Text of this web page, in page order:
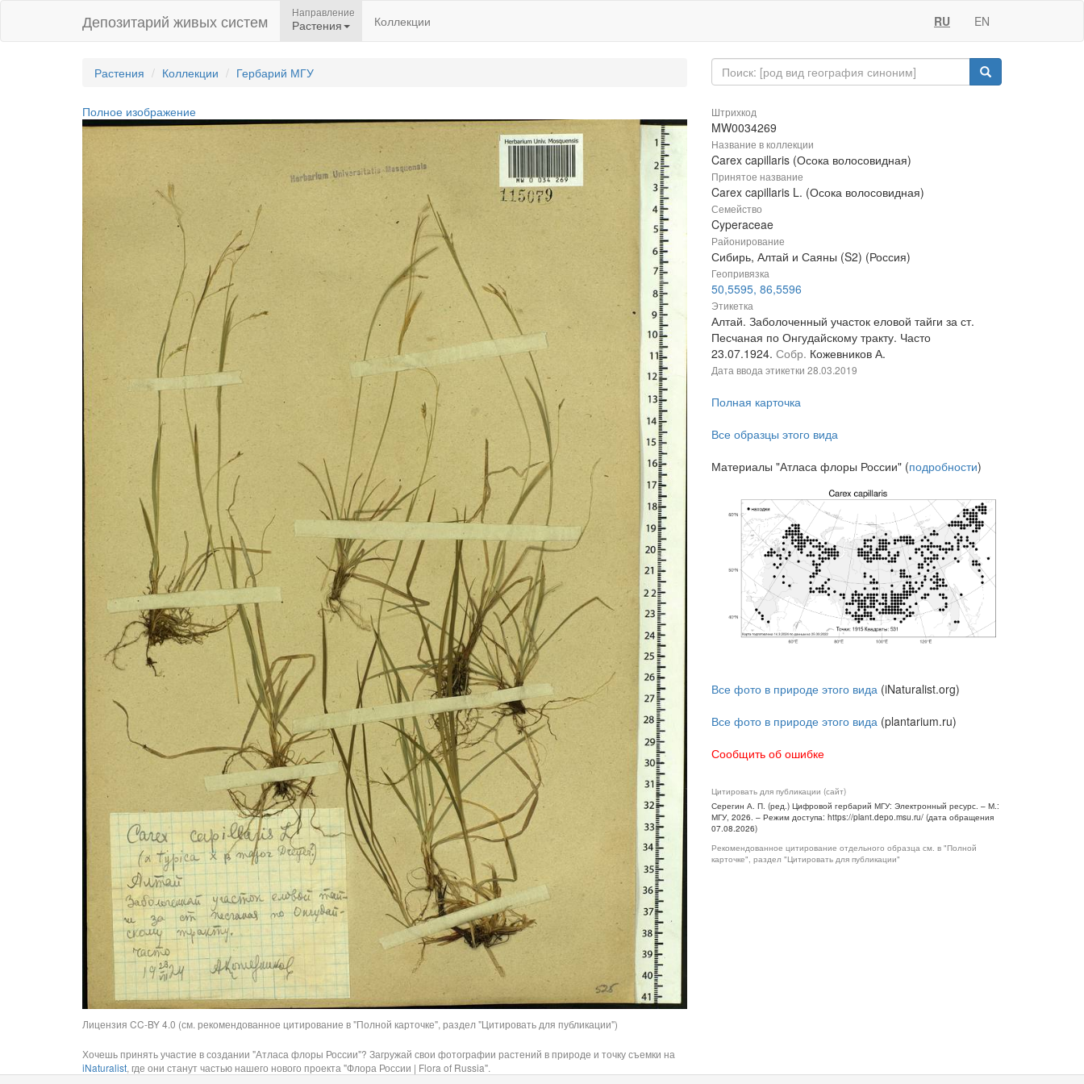
Депозитарий живых систем Направление
Растения Коллекции RU EN
Растения Коллекции Гербарий МГУ
Полное изображение
Лицензия CC-BY 4.0 (см. рекомендованное цитирование в "Полной карточке", раздел "Цитировать для публикации")
Хочешь принять участие в создании "Атласа флоры России"? Загружай свои фотографии растений в природе и точку съемки на
iNaturalist, где они станут частью нашего нового проекта "Флора России | Flora of Russia".
Штрихкод
MW0034269
Название в коллекции
Carex capillaris (Осока волосовидная)
Принятое название
Carex capillaris L. (Осока волосовидная)
Семейство
Cyperaceae
Районирование
Сибирь, Алтай и Саяны (S2) (Россия)
Геопривязка
50,5595, 86,5596
Этикетка
Алтай. Заболоченный участок еловой тайги за ст.
Песчаная по Онгудайскому тракту. Часто
23.07.1924. Собр. Кожевников А.
Дата ввода этикетки 28.03.2019
Полная карточка
Все образцы этого вида
Материалы "Атласа флоры России" (подробности)
Все фото в природе этого вида (iNaturalist.org)
Все фото в природе этого вида (plantarium.ru)
Сообщить об ошибке
Цитировать для публикации (сайт)
Серегин А. П. (ред.) Цифровой гербарий МГУ: Электронный ресурс. – М.:
МГУ, 2026. – Режим доступа: https://plant.depo.msu.ru/ (дата обращения
07.08.2026)
Рекомендованное цитирование отдельного образца см. в "Полной
карточке", раздел "Цитировать для публикации"